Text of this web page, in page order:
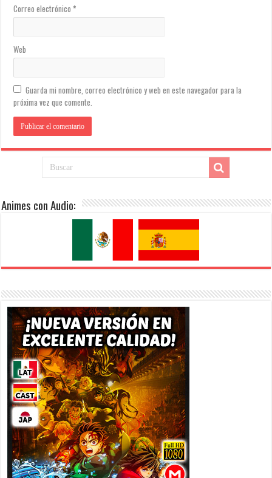
Correo electrónico*
Web
Guarda mi nombre, correo electrónico y web en este navegador para la
próxima vez que comente.
Animes con Audio: